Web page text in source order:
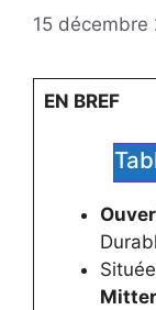
15 décembre
EN BREF